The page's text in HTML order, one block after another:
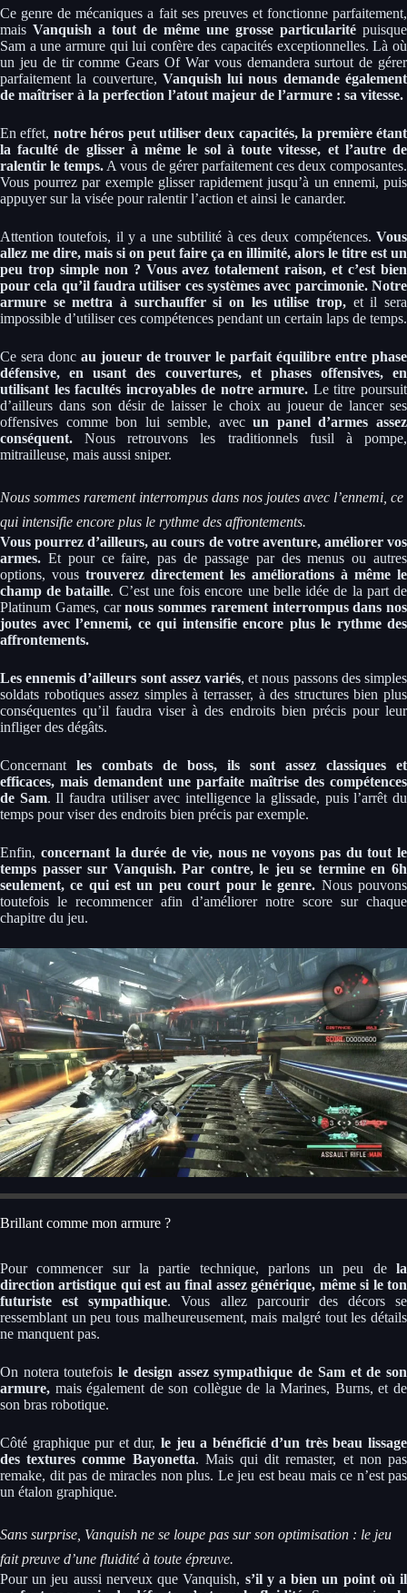
Ce genre de mécaniques a fait ses preuves et fonctionne parfaitement,
mais Vanquish a tout de même une grosse particularité puisque
Sam a une armure qui lui confère des capacités exceptionnelles. Là où
un jeu de tir comme Gears Of War vous demandera surtout de gérer
parfaitement la couverture, Vanquish lui nous demande également
de maîtriser à la perfection l’atout majeur de l’armure : sa vitesse.
En effet, notre héros peut utiliser deux capacités, la première étant
la faculté de glisser à même le sol à toute vitesse, et l’autre de
ralentir le temps. A vous de gérer parfaitement ces deux composantes.
Vous pourrez par exemple glisser rapidement jusqu’à un ennemi, puis
appuyer sur la visée pour ralentir l’action et ainsi le canarder.
Attention toutefois, il y a une subtilité à ces deux compétences. Vous
allez me dire, mais si on peut faire ça en illimité, alors le titre est un
peu trop simple non ? Vous avez totalement raison, et c’est bien
pour cela qu’il faudra utiliser ces systèmes avec parcimonie. Notre
armure se mettra à surchauffer si on les utilise trop, et il sera
impossible d’utiliser ces compétences pendant un certain laps de temps.
Ce sera donc au joueur de trouver le parfait équilibre entre phase
défensive, en usant des couvertures, et phases offensives, en
utilisant les facultés incroyables de notre armure. Le titre poursuit
d’ailleurs dans son désir de laisser le choix au joueur de lancer ses
offensives comme bon lui semble, avecun panel d’armes assez
conséquent. Nous retrouvons les traditionnels fusil à pompe,
mitrailleuse, mais aussi sniper.
Nous sommes rarement interrompus dans nos joutes avec l’ennemi, ce
qui intensifie encore plus le rythme des affrontements.
Vous pourrez d’ailleurs, au cours de votre aventure, améliorer vos
armes. Et pour ce faire, pas de passage par des menus ou autres
options, vous trouverez directement les améliorations à même le
champ de bataille. C’est une fois encore une belle idée de la part de
Platinum Games, carnous sommes rarement interrompus dans nos
joutes avec l’ennemi, ce qui intensifie encore plus le rythme des
affrontements.
Les ennemis d’ailleurs sont assez variés, et nous passons des simples
soldats robotiques assez simples à terrasser, à des structures bien plus
conséquentes qu’il faudra viser à des endroits bien précis pour leur
infliger des dégâts.
Concernant les combats de boss, ils sont assez classiques et
efficaces, mais demandent une parfaite maîtrise des compétences
de Sam. Il faudra utiliser avec intelligence la glissade, puis l’arrêt du
temps pour viser des endroits bien précis par exemple.
Enfin, concernant la durée de vie, nous ne voyons pas du tout le
temps passer sur Vanquish. Par contre, le jeu se termine en 6h
seulement, ce qui est un peu court pour le genre. Nous pouvons
toutefois le recommencer afin d’améliorer notre score sur chaque
chapitre du jeu.
Brillant comme mon armure ?
Pour commencer sur la partie technique, parlons un peu dela
direction artistique qui est au final assez générique, même si le ton
futuriste est sympathique. Vous allez parcourir des décors se
ressemblant un peu tous malheureusement, mais malgré tout les détails
ne manquent pas.
On notera toutefoisle design assez sympathique de Sam et de son
armure, mais également de son collègue de la Marines, Burns, et de
son bras robotique.
Côté graphique pur et dur, le jeu a bénéficié d’un très beau lissage
des textures comme Bayonetta. Mais qui dit remaster, et non pas
remake, dit pas de miracles non plus. Le jeu est beau mais ce n’est pas
un étalon graphique.
Sans surprise, Vanquish ne se loupe pas sur son optimisation : le jeu
fait preuve d’une fluidité à toute épreuve.
Pour un jeu aussi nerveux que Vanquish, s’il y a bien un point où il